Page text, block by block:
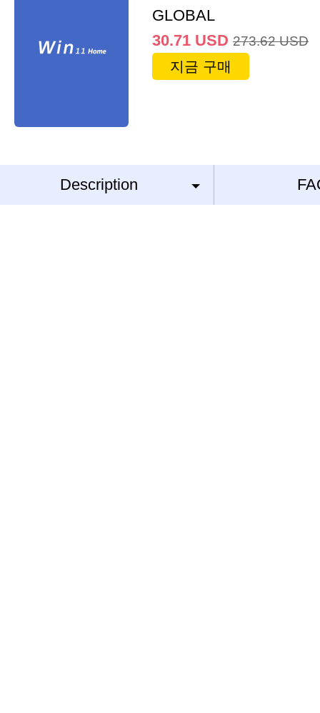
GLOBAL
30.71 USD 273.62 USD
지금 구매
Description